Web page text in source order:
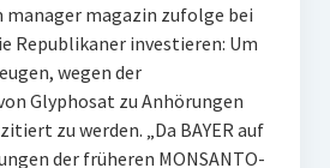
manager magazin zufolge bei
Republikaner investieren: Um
wegen der
Glyphosat zu Anhörungen
zu werden. „Da BAYER auf
der früheren MONSANTO-